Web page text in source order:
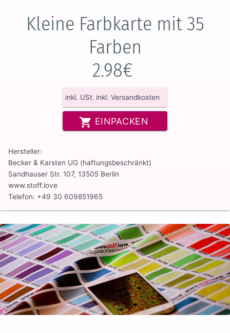
Kleine Farbkarte mit 35
Farben
2.98€
inkl. USt. inkl. Versandkosten
EINPACKEN
Hersteller:
Becker & Karsten UG (haftungsbeschränkt)
Sandhauser Str. 107, 13505 Berlin
www.stoff.love
Telefon: +49 30 609851965